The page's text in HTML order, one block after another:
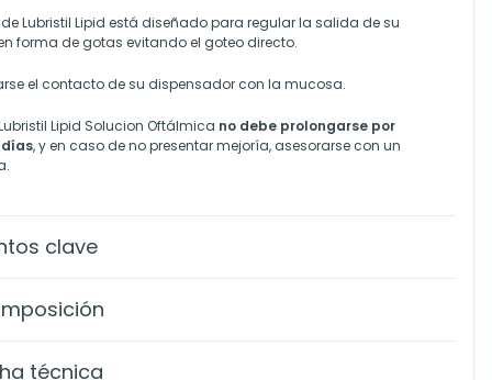
de Lubristil Lipid está diseñado para regular la salida de su
forma de gotas evitando el goteo directo.
el contacto de su dispensador con la mucosa.
Lipid Solucion Oftálmica no debe prolongarse por
días, y en caso de no presentar mejoría, asesorarse con un
clave
técnica